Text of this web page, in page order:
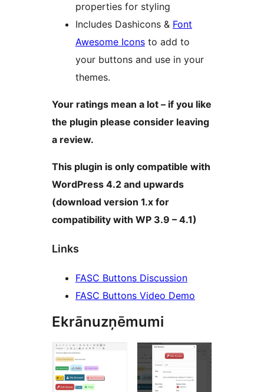
properties for styling
Includes Dashicons & Font
Awesome Icons to add to
your buttons and use in your
themes.
Your ratings mean a lot – if you like
the plugin please consider leaving
a review.
This plugin is only compatible with
WordPress 4.2 and upwards
(download version 1.x for
compatibility with WP 3.9 – 4.1)
Links
FASC Buttons Discussion
FASC Buttons Video Demo
Ekrānuzņēmumi